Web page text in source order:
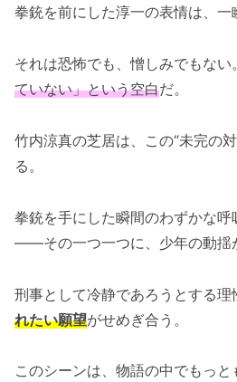
拳銃を前にした淳一の表情は、一
それは恐怖でも、憎しみでもない。
ていない」という空白だ。
竹内涼真の芝居は、この“未完の
る。
拳銃を手にした瞬間のわずかな
——その一つ一つに、少年の動揺
刑事として冷静であろうとする理
れたい願望がせめぎ合う。
このシーンは、物語の中でもっと